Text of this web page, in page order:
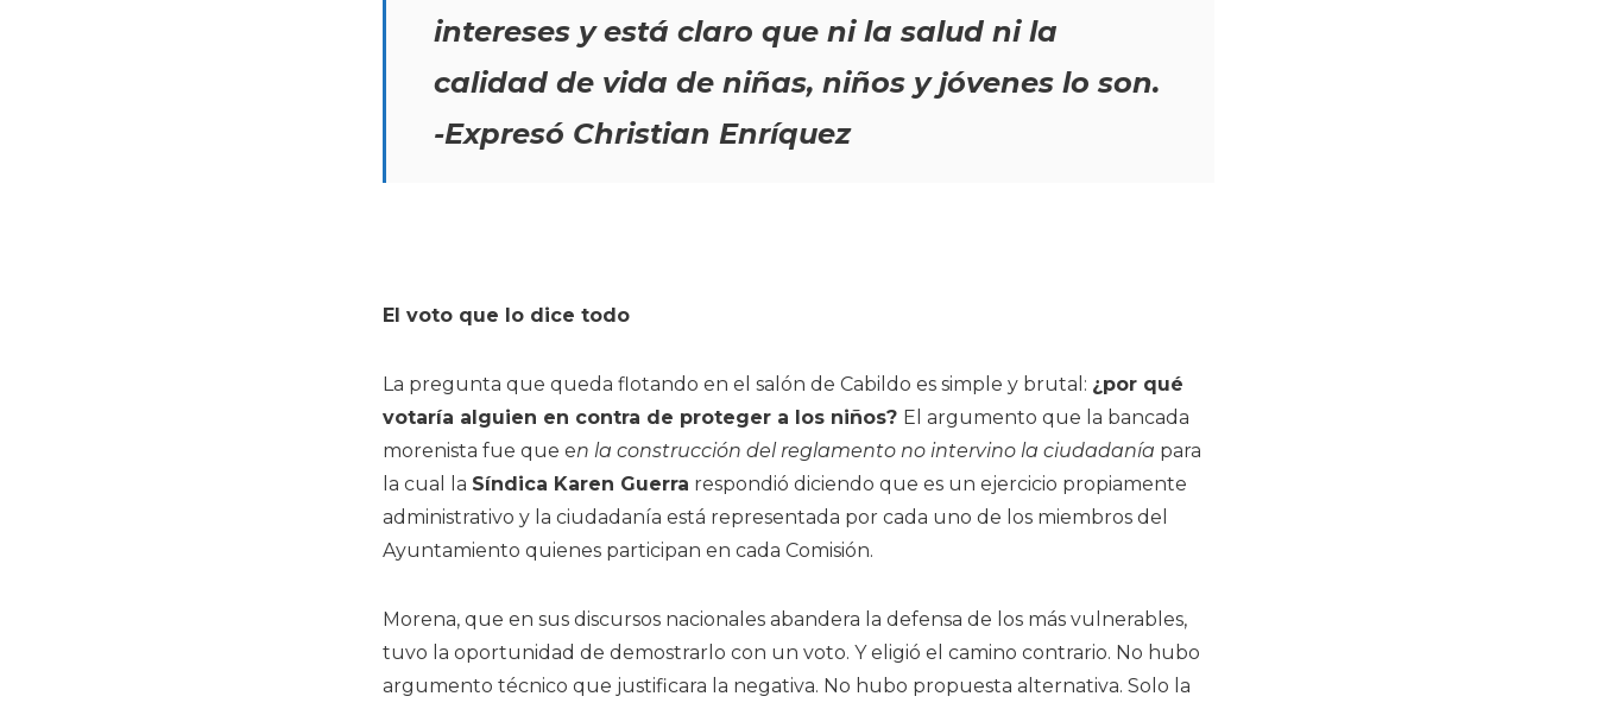
intereses y está claro que ni la salud ni la
calidad de vida de niñas, niños y jóvenes lo son.
-Expresó Christian Enríquez
El voto que lo dice todo
La pregunta que queda flotando en el salón de Cabildo es simple y brutal: ¿por qué
votaría alguien en contra de proteger a los niños? El argumento que la bancada
morenista fue que en la construcción del reglamento no intervino la ciudadanía para
la cual la Síndica Karen Guerra respondió diciendo que es un ejercicio propiamente
administrativo y la ciudadanía está representada por cada uno de los miembros del
Ayuntamiento quienes participan en cada Comisión.
Morena, que en sus discursos nacionales abandera la defensa de los más vulnerables,
tuvo la oportunidad de demostrarlo con un voto. Y eligió el camino contrario. No hubo
argumento técnico que justificara la negativa. No hubo propuesta alternativa. Solo la